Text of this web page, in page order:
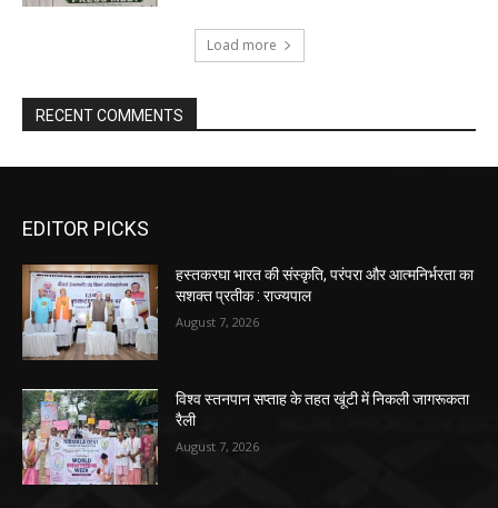
Load more
RECENT COMMENTS
EDITOR PICKS
हस्तकरघा भारत की संस्कृति, परंपरा और आत्मनिर्भरता का
सशक्त प्रतीक : राज्यपाल
August 7, 2026
विश्व स्तनपान सप्ताह के तहत खूंटी में निकली जागरूकता
रैली
August 7, 2026